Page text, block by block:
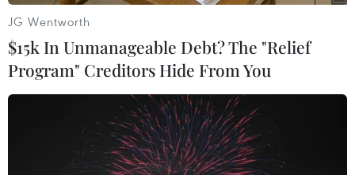
JG Wentworth
$15k In Unmanageable Debt? The "Relief
Program" Creditors Hide From You